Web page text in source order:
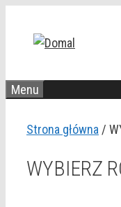
Menu
Strona główna /
WYBIERZ